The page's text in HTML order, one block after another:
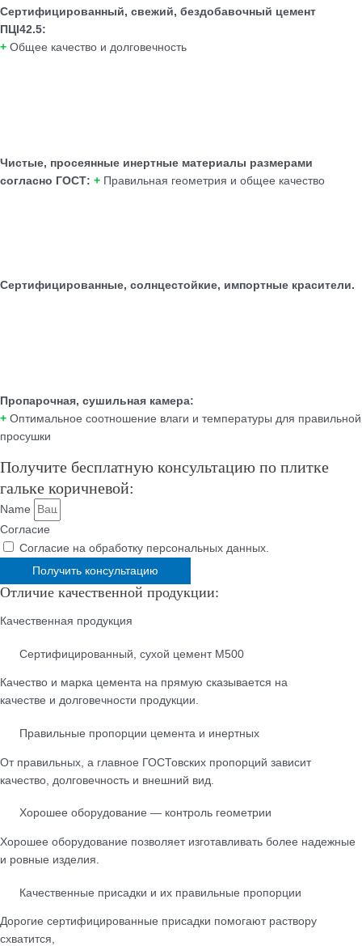
Сертифицированный, свежий, бездобавочный цемент
ПЦI42.5:
+ Общее качество и долговечность
Чистые, просеянные инертные материалы размерами
согласно ГОСТ: + Правильная геометрия и общее качество
Сертифицированные, солнцестойкие, импортные красители.
Пропарочная, сушильная камера:
+ Оптимальное соотношение влаги и температуры для правильной
просушки
Получите бесплатную консультацию по плитке
гальке коричневой:
Name
Согласие
Согласие на обработку персональных данных.
Получить консультацию
Отличие качественной продукции:
Качественная продукция
Cертифицированный, сухой цемент М500
Качество и марка цемента на прямую сказывается на
качестве и долговечности продукции.
Правильные пропорции цемента и инертных
От правильных, а главное ГОСТовских пропорций зависит
качество, долговечность и внешний вид.
Хорошее оборудование — контроль геометрии
Хорошее оборудование позволяет изготавливать более надежные
и ровные изделия.
Качественные присадки и их правильные пропорции
Дорогие сертифицированные присадки помогают раствору
схватится,